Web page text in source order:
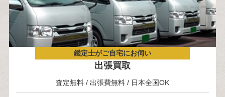
鑑定士がご自宅にお伺い
出張買取
査定無料 / 出張費無料 / 日本全国OK